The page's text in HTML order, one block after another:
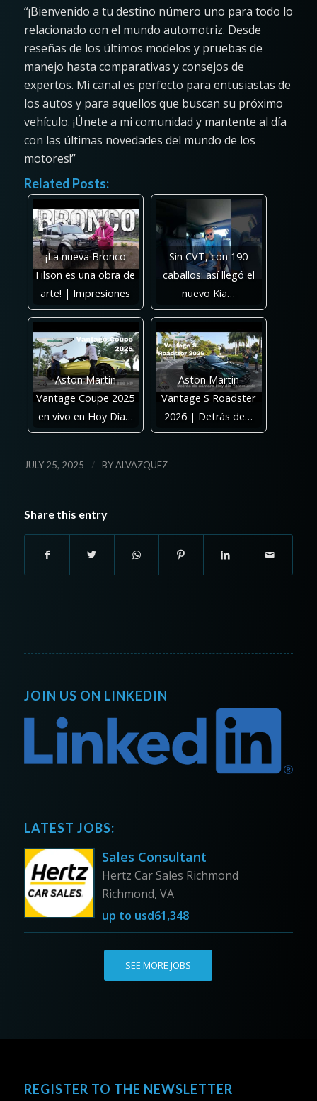
“¡Bienvenido a tu destino número uno para todo lo
relacionado con el mundo automotriz. Desde
reseñas de los últimos modelos y pruebas de
manejo hasta comparativas y consejos de
expertos. Mi canal es perfecto para entusiastas de
los autos y para aquellos que buscan su próximo
vehículo. ¡Únete a mi comunidad y mantente al día
con las últimas novedades del mundo de los
motores!”
Related Posts:
¡La nueva Bronco
Filson es una obra de
arte! | Impresiones
Sin CVT, con 190
caballos: así llegó el
nuevo Kia…
Aston Martin
Vantage Coupe 2025
en vivo en Hoy Día…
Aston Martin
Vantage S Roadster
2026 | Detrás de…
JULY 25, 2025 / BYALVAZQUEZ
Share this entry
JOIN US ON LINKEDIN
LATEST JOBS:
Sales Consultant
Hertz Car Sales Richmond
Richmond, VA
up to usd61,348
SEE MORE JOBS
REGISTER TO THE NEWSLETTER